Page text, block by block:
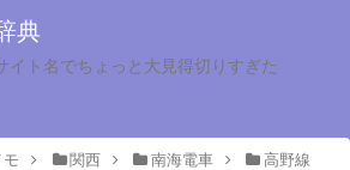
典
イト名でちょっと大見得切りすぎた
関西 南海電車 高野線